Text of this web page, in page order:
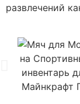
развлечений